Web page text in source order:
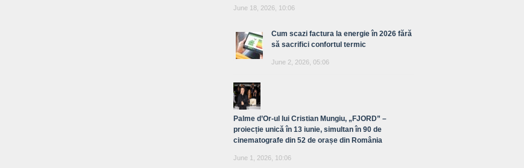
June 18, 2026, 10:06
Cum scazi factura la energie în 2026 fără
să sacrifici confortul termic
June 2, 2026, 05:06
Palme d’Or-ul lui Cristian Mungiu, „FJORD” –
proiecție unică în 13 iunie, simultan în 90 de
cinematografe din 52 de orașe din România
June 1, 2026, 10:06